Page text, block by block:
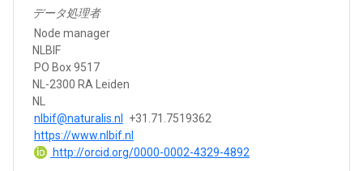
データ処理者
Node manager
NLBIF
PO Box 9517
NL-2300 RA Leiden
NL
nlbif@naturalis.nl
+31.71.7519362
https://www.nlbif.nl
http://orcid.org/0000-0002-4329-4892